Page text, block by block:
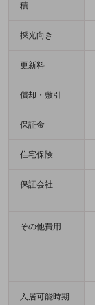
積
採光向き
更新料
償却・敷引
保証金
住宅保険
保証会社
その他費用
入居可能時期